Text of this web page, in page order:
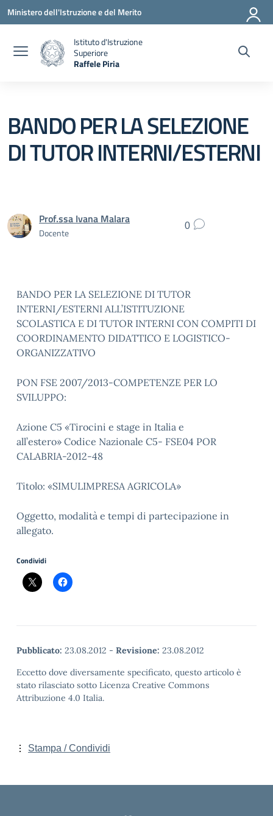
Ministero dell'Istruzione e del Merito
Istituto d'Istruzione
Superiore
Raffele Piria
BANDO PER LA SELEZIONE
DI TUTOR INTERNI/ESTERNI
Prof.ssa Ivana Malara
Docente
0
BANDO PER LA SELEZIONE DI TUTOR
INTERNI/ESTERNI ALL’ISTITUZIONE
SCOLASTICA E DI TUTOR INTERNI CON COMPITI DI
COORDINAMENTO DIDATTICO E LOGISTICO-
ORGANIZZATIVO
PON FSE 2007/2013-COMPETENZE PER LO
SVILUPPO:
Azione C5 «Tirocini e stage in Italia e
all’estero» Codice Nazionale C5- FSE04 POR
CALABRIA-2012-48
Titolo: «SIMULIMPRESA AGRICOLA»
Oggetto, modalità e tempi di partecipazione in
allegato.
Condividi
Pubblicato: 23.08.2012 - Revisione: 23.08.2012
Eccetto dove diversamente specificato, questo articolo è
stato rilasciato sotto Licenza Creative Commons
Attribuzione 4.0 Italia.
Stampa / Condividi